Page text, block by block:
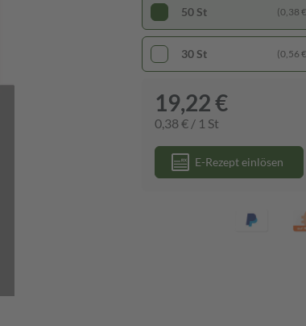
50 St (0,38
30 St (0,56
19,22 €
0,38 € / 1 St
E-Rezept einlösen